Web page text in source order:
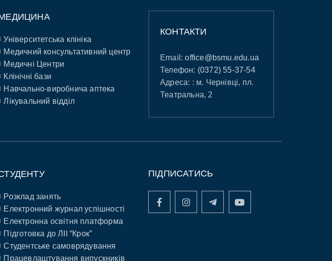
Університетська клініка
Медичний консультативний центр
Медичні Центри
Клінічні бази
Навчально-виробнича аптека
Лікувальний відділ
КОНТАКТИ
Email:office@bsmu.edu.ua
Телефон: (0372) 55-37-54
Адреса: : м. Чернівці, пл.
Театральна, 2
Розклад занять
Електронний журнал успішності
Електронна освітня платформа
Підготовка до ЛІІ “Крок”
Студентське самоврядування
Працевлаштування випускників
ПІДПИСАТИСЬ